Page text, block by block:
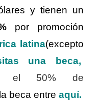
y tienen un
por promoción
latina(excepto
una beca,
el 50% de
beca entreaquí.